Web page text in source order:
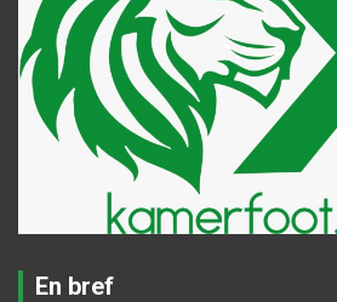
En bref